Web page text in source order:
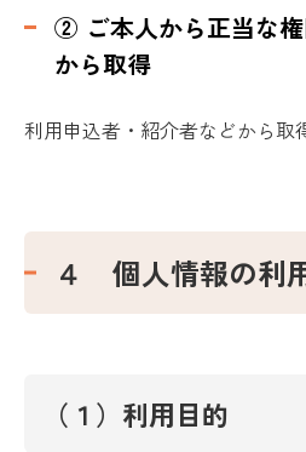
② ご本人から正当な
から取得
利用申込者・紹介者などから取
４ 個人情報の利
（１）利用目的